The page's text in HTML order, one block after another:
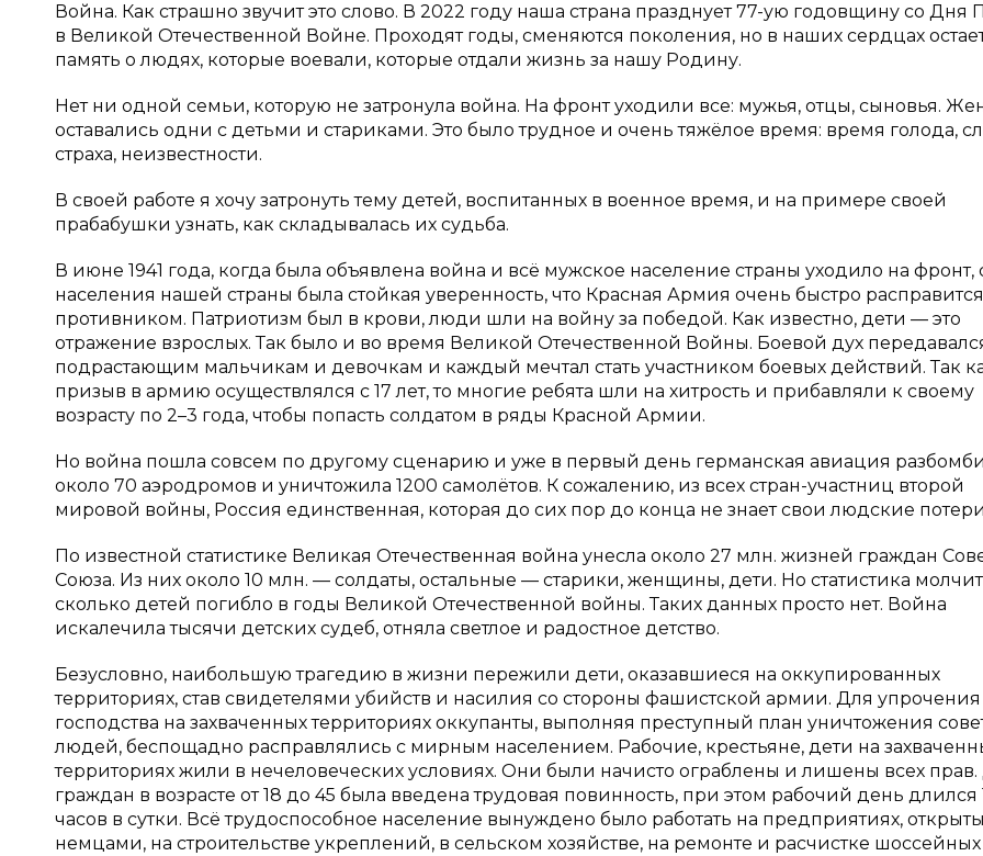
Война. Как страшно звучит это слово. В 2022 году наша страна празднует 77-ую годовщину со Дня
в Великой Отечественной Войне. Проходят годы, сменяются поколения, но в наших сердцах
память о людях, которые воевали, которые отдали жизнь за нашу Родину.
Нет ни одной семьи, которую не затронула война. На фронт уходили все: мужья, отцы, сыновья.
оставались одни с детьми и стариками. Это было трудное и очень тяжёлое время: время голода,
страха, неизвестности.
В своей работе я хочу затронуть тему детей, воспитанных в военное время, и на примере своей
прабабушки узнать, как складывалась их судьба.
В июне 1941 года, когда была объявлена война и всё мужское население страны уходило на фронт,
населения нашей страны была стойкая уверенность, что Красная Армия очень быстро
противником. Патриотизм был в крови, люди шли на войну за победой. Как известно, дети — это
отражение взрослых. Так было и во время Великой Отечественной Войны. Боевой дух
подрастающим мальчикам и девочкам и каждый мечтал стать участником боевых действий. Так
призыв в армию осуществлялся с 17 лет, то многие ребята шли на хитрость и прибавляли к своему
возрасту по 2–3 года, чтобы попасть солдатом в ряды Красной Армии.
Но война пошла совсем по другому сценарию и уже в первый день германская авиация
около 70 аэродромов и уничтожила 1200 самолётов. К сожалению, из всех стран-участниц второй
мировой войны, Россия единственная, которая до сих пор до конца не знает свои людские
По известной статистике Великая Отечественная война унесла около 27 млн. жизней граждан
Союза. Из них около 10 млн. — солдаты, остальные — старики, женщины, дети. Но статистика
сколько детей погибло в годы Великой Отечественной войны. Таких данных просто нет. Война
искалечила тысячи детских судеб, отняла светлое и радостное детство.
Безусловно, наибольшую трагедию в жизни пережили дети, оказавшиеся на оккупированных
территориях, став свидетелями убийств и насилия со стороны фашистской армии. Для упрочения
господства на захваченных территориях оккупанты, выполняя преступный план уничтожения
людей, беспощадно расправлялись с мирным населением. Рабочие, крестьяне, дети на
территориях жили в нечеловеческих условиях. Они были начисто ограблены и лишены всех прав.
граждан в возрасте от 18 до 45 была введена трудовая повинность, при этом рабочий день длился
часов в сутки. Всё трудоспособное население вынуждено было работать на предприятиях,
немцами, на строительстве укреплений, в сельском хозяйстве, на ремонте и расчистке